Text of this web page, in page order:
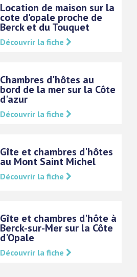
Location de maison sur la
cote d'opale proche de
Berck et du Touquet
Découvrir la fiche
Chambres d'hôtes au
bord de la mer sur la Côte
d'azur
Découvrir la fiche
Gîte et chambres d'hôtes
au Mont Saint Michel
Découvrir la fiche
Gîte et chambres d'hôte à
Berck-sur-Mer sur la Côte
d'Opale
Découvrir la fiche